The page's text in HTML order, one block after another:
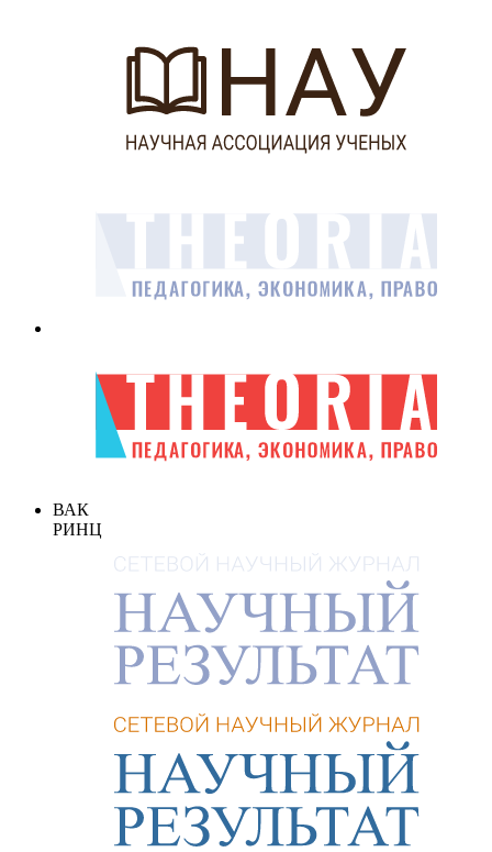
ВАК
РИНЦ